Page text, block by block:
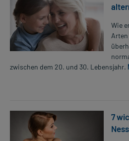
Wie
zwischen dem 20. und 30. Lebensjahr.
7